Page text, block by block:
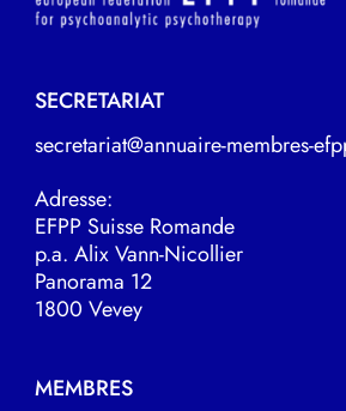
SECRETARIAT
secretariat@annuaire-membres-
Adresse:
EFPP Suisse Romande
p.a. Alix Vann-Nicollier
Panorama 12
1800 Vevey
MEMBRES